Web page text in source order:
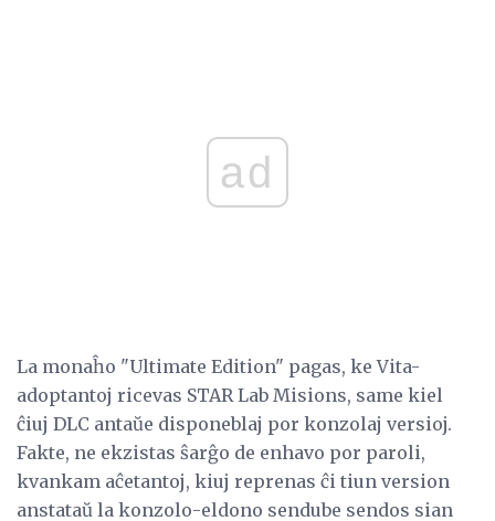
ad
La monaĥo "Ultimate Edition" pagas, ke Vita-
adoptantoj ricevas STAR Lab Misions, same kiel
ĉiuj DLC antaŭe disponeblaj por konzolaj versioj.
Fakte, ne ekzistas ŝarĝo de enhavo por paroli,
kvankam aĉetantoj, kiuj reprenas ĉi tiun version
anstataŭ la konzolo-eldono sendube sendos sian